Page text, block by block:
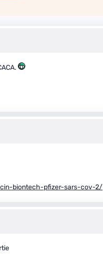
biontech-pfizer-sars-cov-2/